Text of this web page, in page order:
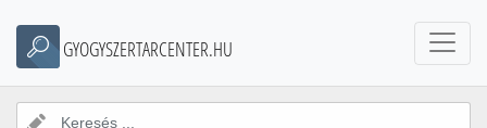
GYOGYSZERTARCENTER.HU